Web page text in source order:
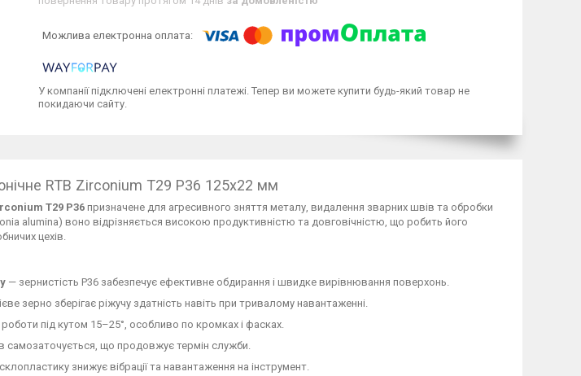
У компанії підключені електронні платежі. Тепер ви можете купити будь-який товар не
покидаючи сайту.
RTB Zirconium Т29 Р36 125х22 мм
T29 P36 призначене для агресивного зняття металу, видалення зварних швів та обробки
alumina) воно відрізняється високою продуктивністю та довговічністю, що робить його
цехів.
— зернистість P36 забезпечує ефективне обдирання і швидке вирівнювання поверхонь.
зерно зберігає ріжучу здатність навіть при тривалому навантаженні.
під кутом 15–25°, особливо по кромках і фасках.
самозаточується, що продовжує термін служби.
знижує вібрації та навантаження на інструмент.